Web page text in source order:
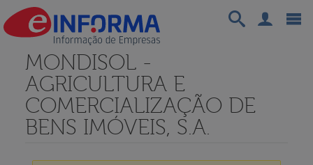
MONDISOL -
AGRICULTURA E
COMERCIALIZAÇÃO DE
BENS IMÓVEIS, S.A.